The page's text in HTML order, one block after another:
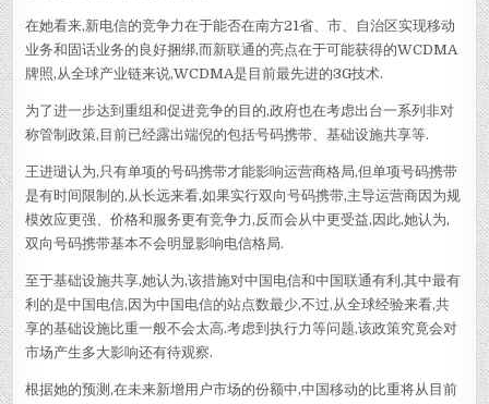
在她看来,新电信的竞争力在于能否在南方21省、市、自治区实现移动
业务和固话业务的良好捆绑,而新联通的亮点在于可能获得的WCDMA
牌照,从全球产业链来说,WCDMA是目前最先进的3G技术.
为了进一步达到重组和促进竞争的目的,政府也在考虑出台一系列非对
称管制政策,目前已经露出端倪的包括号码携带、基础设施共享等.
王进琎认为,只有单项的号码携带才能影响运营商格局,但单项号码携带
是有时间限制的,从长远来看,如果实行双向号码携带,主导运营商因为规
模效应更强、价格和服务更有竞争力,反而会从中更受益,因此,她认为,
双向号码携带基本不会明显影响电信格局.
至于基础设施共享,她认为,该措施对中国电信和中国联通有利,其中最有
利的是中国电信,因为中国电信的站点数最少,不过,从全球经验来看,共
享的基础设施比重一般不会太高.考虑到执行力等问题,该政策究竟会对
市场产生多大影响还有待观察.
根据她的预测,在未来新增用户市场的份额中,中国移动的比重将从目前